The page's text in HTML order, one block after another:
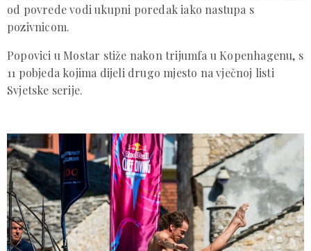
od povrede vodi ukupni poredak iako nastupa s
pozivnicom.
Popovici u Mostar stiže nakon trijumfa u Kopenhagenu, s
11 pobjeda kojima dijeli drugo mjesto na vječnoj listi
Svjetske serije.